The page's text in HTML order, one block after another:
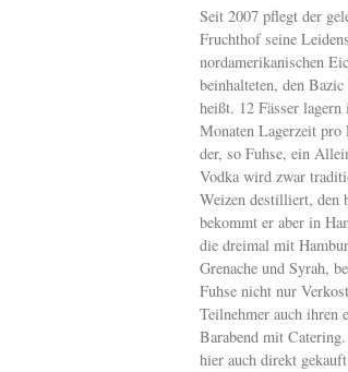
Seit 2007 pflegt der
Fruchthof seine
nordamerikanischen
beinhalteten, den
heißt. 12 Fässer
Monaten Lagerzeit pro
der, so Fuhse, ein
Vodka wird zwar
Weizen destilliert, den
bekommt er aber in
die dreimal mit
Grenache und Syrah,
Fuhse nicht nur
Teilnehmer auch ihren
Barabend mit
hier auch direkt